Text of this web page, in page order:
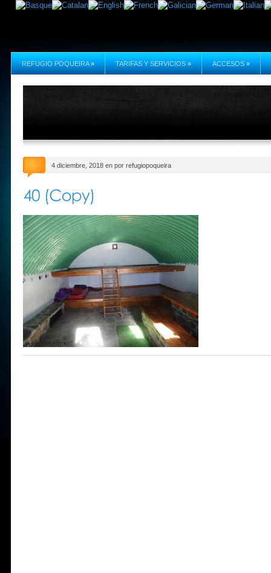
REFUGIO POQUEIRA » TARIFAS Y SERVICIOS » ACCESOS »
4 diciembre, 2018 en por refugiopoqueira